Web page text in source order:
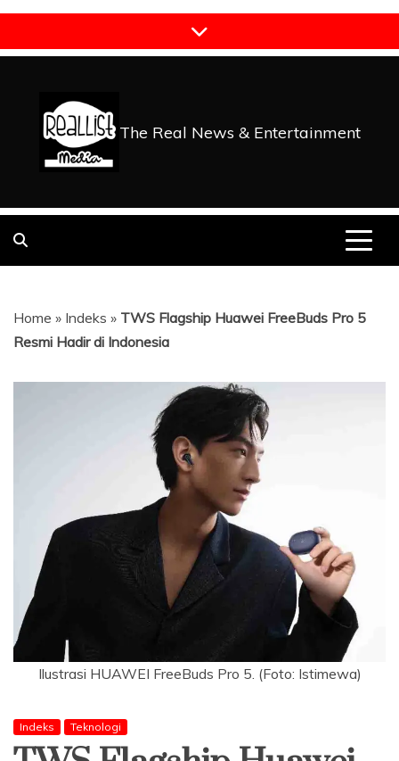
Skip
content
The Real News & Entertainment
Home » Indeks » TWS Flagship Huawei FreeBuds Pro 5
Resmi Hadir di Indonesia
Ilustrasi HUAWEI FreeBuds Pro 5. (Foto: Istimewa)
Indeks Teknologi